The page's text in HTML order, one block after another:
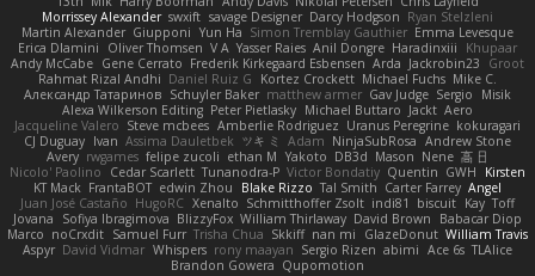
Morrissey Alexander swxift savage Designer Darcy Hodgson Ryan Stelzleni
Martin Alexander Giupponi Yun Ha Simon Tremblay Gauthier Emma Levesque
Erica Dlamini
Oliver Thomsen V A Yasser Raies Anil Dongre Haradinxiii
Khupaar
Andy McCabe Gene Cerrato Frederik Kirkegaard Esbensen Arda Jackrobin23
Groot
Rahmat Rizal Andhi Daniel Ruiz G Kortez Crockett Michael Fuchs Mike C.
Александр Татаринов Schuyler Baker matthew armer Gav Judge Sergio
Misik
Alexa Wilkerson Editing Peter Pietlasky Michael Buttaro Jackt Aero
Jacqueline Valero Steve mcbees Amberlie Rodriguez Uranus Peregrine kokuragari
CJ Duguay Ivan Assima Dauletbek ツキ ミ Adam NinjaSubRosa Andrew Stone
Avery rwgames felipe zucoli ethan M Yakoto DB3d Mason Nene 高 日
Nicolo' Paolino
Cedar Scarlett Tunanodra-P Victor Bondatiy Quentin GWH
Kirsten
KT Mack FrantaBOT edwin Zhou Blake Rizzo Tal Smith Carter Farrey Angel
Juan José Castaño HugoRC Xenalto Schmitthoffer Zsolt indi81 biscuit Kay Toff
Jovana
Sofiya Ibragimova BlizzyFox William Thirlaway David Brown
Babacar Diop
Marco noCrxdit Samuel Furr Trisha Chua Skkiff nan mi GlazeDonut William Travis
Aspyr David Vidmar Whispers rony maayan Sergio Rizen abimi Ace 6s TLAlice
Brandon Gowera Qupomotion